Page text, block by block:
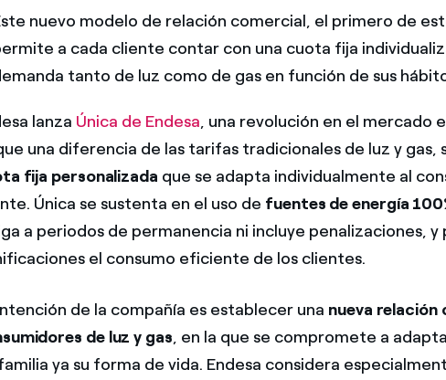
nuevo modelo de relación comercial, el primero de
a cada cliente contar con una cuota fija
tanto de luz como de gas en función de sus
lanza Única de Endesa, una revolución en el mercado
una diferencia de las tarifas tradicionales de luz y gas,
fija personalizada que se adapta individualmente al
Única se sustenta en el uso de fuentes de energía
a periodos de permanencia ni incluye penalizaciones, y
el consumo eficiente de los clientes.
de la compañía es establecer una nueva relación
de luz y gas, en la que se compromete a
ya su forma de vida. Endesa considera